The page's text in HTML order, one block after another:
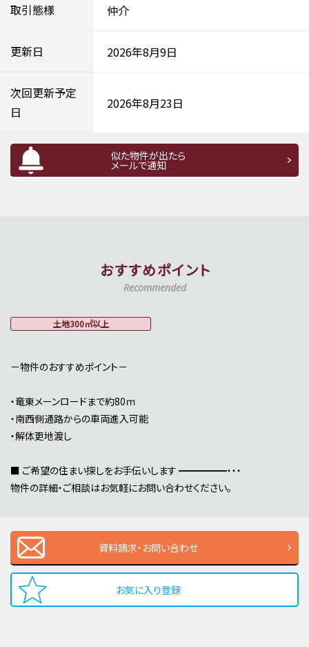
取引態様 仲介
更新日 2026年8月9日
次回更新予定
日
2026年8月23日
似た物件が出たら
メールで通知
おすすめポイント
Recommended
土地300㎡以上
－物件のおすすめポイント－
・竜東メーンロードまで約80ｍ
・南西側通路からの車両進入可能
・解体更地渡し
■ ご希望の住まい探しをお手伝いします ━━━━━・・・
物件の詳細・ご相談はお気軽にお問い合わせください。
資料請求・お問い合わせ
お気に入り登録